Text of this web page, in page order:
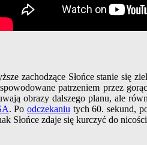
zachodzące Słońce stanie się
patrzeniem przez
obrazy dalszego planu, ale
. Po odczekaniu tych 60. sekund,
Słońce zdaje się kurczyć do